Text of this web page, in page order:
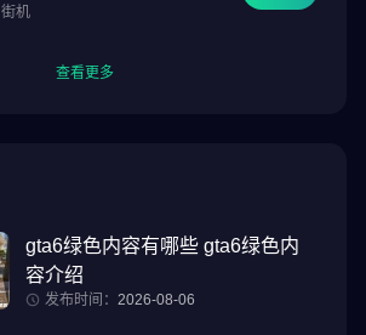
街机
查看更多
gta6绿色内容有哪些 gta6绿色内
容介绍
发布时间： 2026-08-06